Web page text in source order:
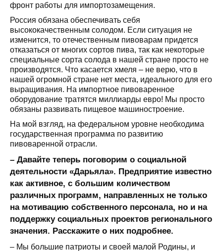
фронт работы для импортозамещения.
Россия обязана обеспечивать себя
высококачественным солодом. Если ситуация не
изменится, то отечественным пивоварам придется
отказаться от многих сортов пива, так как некоторые
специальные сорта солода в нашей стране просто не
производятся. Что касается хмеля – не верю, что в
нашей огромной стране нет места, идеального для его
выращивания. На импортное пивоваренное
оборудование тратятся миллиарды евро! Мы просто
обязаны развивать пищевое машиностроение.
На мой взгляд, на федеральном уровне необходима
государственная программа по развитию
пивоваренной отрасли.
– Давайте теперь поговорим о социальной
деятельности «Дарьяла». Предприятие известно
как активное, с большим количеством
различных программ, направленных не только
на мотивацию собственного персонала, но и на
поддержку социальных проектов регионального
значения. Расскажите о них подробнее.
– Мы большие патриоты и своей малой Родины, и